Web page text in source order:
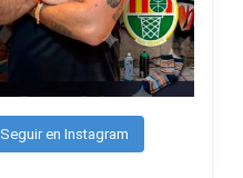
Seguir en Instagram